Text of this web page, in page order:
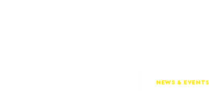
NEWS & EVENTS